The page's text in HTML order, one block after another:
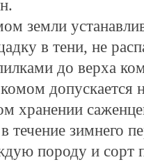
земли
в тени, не
до верха
допускается
хранении
течение зимнего
породу и сорт